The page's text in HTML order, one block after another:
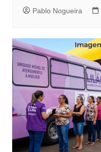
Pablo Nogueira